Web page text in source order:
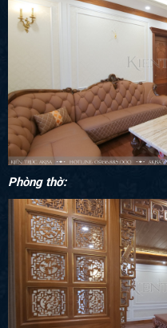
Phòng thờ: